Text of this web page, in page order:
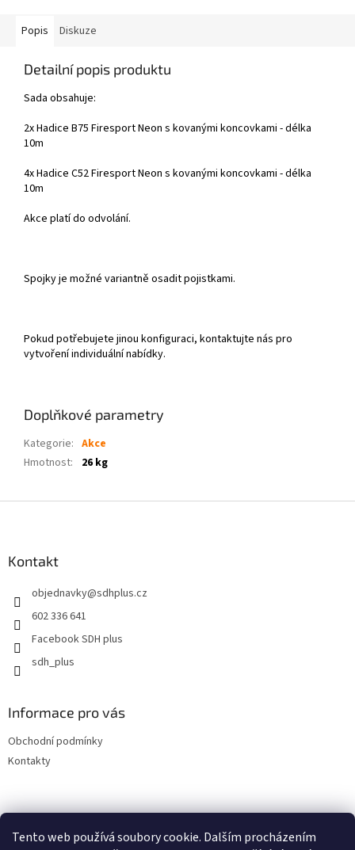
Tento web používá soubory cookie. Dalším procházením
Popis Diskuze
Detailní popis produktu
Sada obsahuje:
2x Hadice B75 Firesport Neon s kovanými koncovkami - délka
10m
4x Hadice C52 Firesport Neon s kovanými koncovkami - délka
10m
Akce platí do odvolání.
Spojky je možné variantně osadit pojistkami.
Pokud potřebujete jinou konfiguraci, kontaktujte nás pro
vytvoření individuální nabídky.
Doplňkové parametry
Kategorie: Akce
Hmotnost: 26 kg
Kontakt
objednavky@sdhplus.cz
602 336 641
Facebook SDH plus
sdh_plus
Informace pro vás
Obchodní podmínky
Kontakty